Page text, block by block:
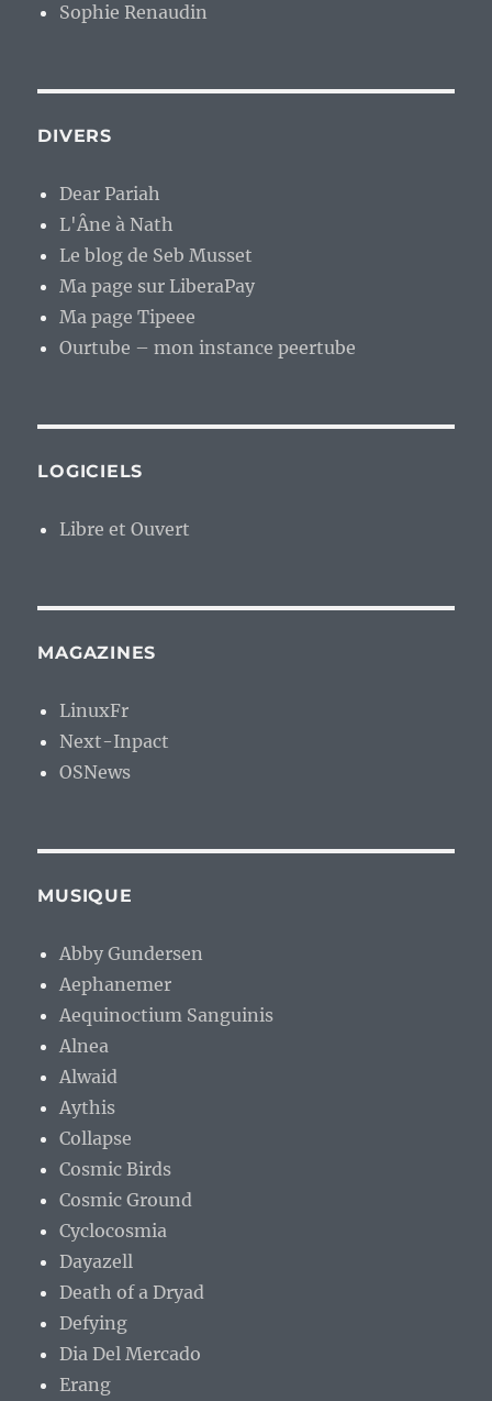
Sophie Renaudin
DIVERS
Dear Pariah
L'Âne à Nath
Le blog de Seb Musset
Ma page sur LiberaPay
Ma page Tipeee
Ourtube – mon instance peertube
LOGICIELS
Libre et Ouvert
MAGAZINES
LinuxFr
Next-Inpact
OSNews
MUSIQUE
Abby Gundersen
Aephanemer
Aequinoctium Sanguinis
Alnea
Alwaid
Aythis
Collapse
Cosmic Birds
Cosmic Ground
Cyclocosmia
Dayazell
Death of a Dryad
Defying
Dia Del Mercado
Erang